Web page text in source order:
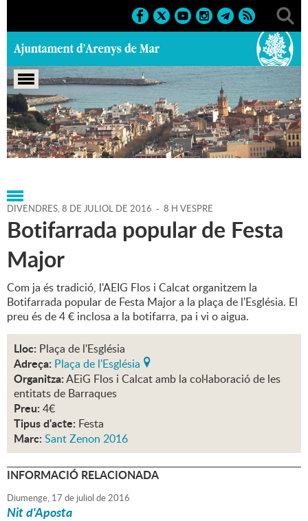
Portada > Regidories > Infància i Joventut > Agenda > 08-
07-2016
DIVENDRES,8 DE JULIOL DE 2016 - 8 H VESPRE
Botifarrada popular de Festa
Major
Com ja és tradició, l'AEIG Flos i Calcat organitzem la
Botifarrada popular de Festa Major a la plaça de l'Església. El
preu és de 4 € inclosa a la botifarra, pa i vi o aigua.
Lloc: Plaça de l'Església
Adreça: Plaça de l'Església
Organitza:AEiG Flos i Calcat amb la col·laboració de les
entitats de Barraques
Preu: 4€
Tipus d'acte: Festa
Marc: Sant Zenon 2016
INFORMACIÓ RELACIONADA
Diumenge, 17 de juliol de2016
Nit d'Aposta